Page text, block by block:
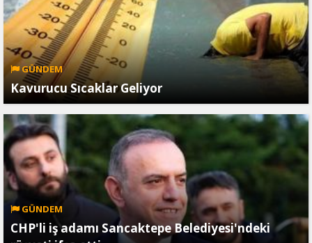
GÜNDEM
Kavurucu Sıcaklar Geliyor
GÜNDEM
CHP'li iş adamı Sancaktepe Belediyesi'ndeki